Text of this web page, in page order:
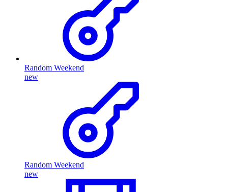
Random Weekend
new
Random Weekend
new